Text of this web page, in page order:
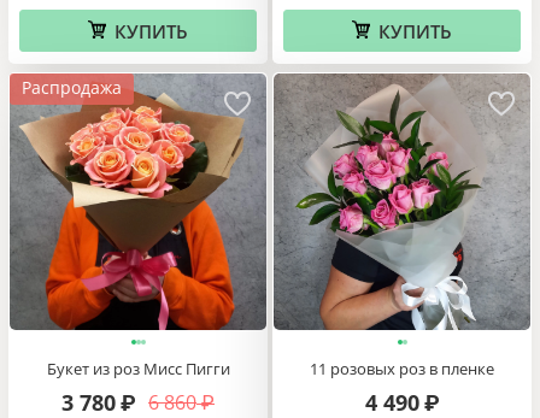
КУПИТЬ КУПИТЬ
Распродажа
Букет из роз Мисс Пигги
6 860 ₽
3 780₽
11 розовых роз в пленке
4 490 ₽